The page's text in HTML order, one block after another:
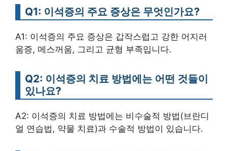
Q1: 이석증의 주요 증상은 무엇인가요?
A1: 이석증의 주요 증상은 갑작스럽고 강한 어지러
움증, 메스꺼움, 그리고 균형 부족입니다.
Q2: 이석증의 치료 방법에는 어떤 것들이
있나요?
A2: 이석증의 치료 방법에는 비수술적 방법(브란디
얼 연습법, 약물 치료)과 수술적 방법이 있습니다.